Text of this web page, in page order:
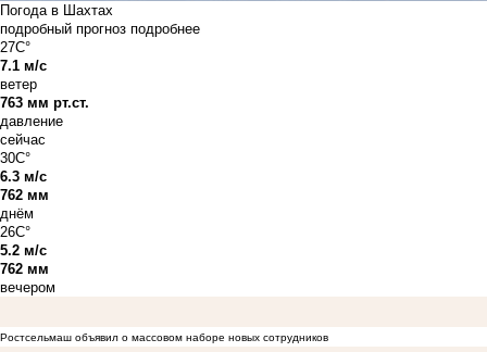
Погода в Шахтах
подробный прогноз подробнее
27C°
7.1 м/с
ветер
763 мм рт.ст.
давление
сейчас
30C°
6.3 м/с
762 мм
днём
26C°
5.2 м/с
762 мм
вечером
Ростсельмаш объявил о массовом наборе новых сотрудников